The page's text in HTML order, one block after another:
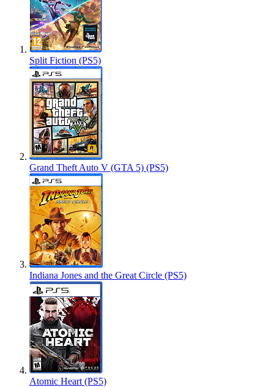
Split Fiction (PS5)
Grand Theft Auto V (GTA 5) (PS5)
Indiana Jones and the Great Circle (PS5)
Atomic Heart (PS5)